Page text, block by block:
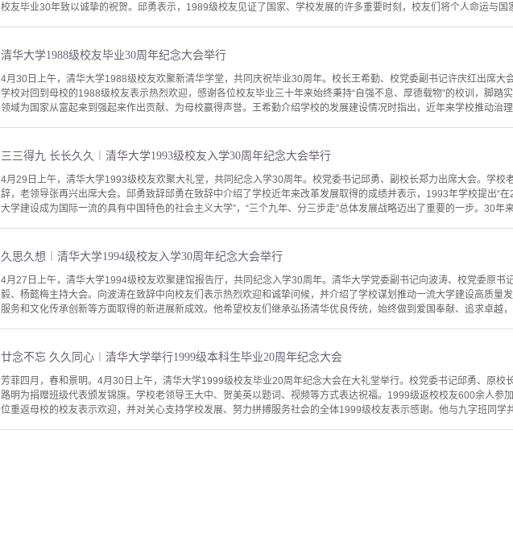
校友毕业30年致以诚挚的祝贺。邱勇表示，1989级校友见证了国家、学校发展的许多重要时刻，校友们将个人命运与国
清华大学1988级校友毕业30周年纪念大会举行
4月30日上午，清华大学1988级校友欢聚新清华学堂，共同庆祝毕业30周年。校长王希勤、校党委副书记许庆红出席大
学校对回到母校的1988级校友表示热烈欢迎，感谢各位校友毕业三十年来始终秉持“自强不息、厚德载物”的校训，脚踏
领域为国家从富起来到强起来作出贡献、为母校赢得声誉。王希勤介绍学校的发展建设情况时指出，近年来学校推动治理
三三得九 长长久久︱清华大学1993级校友入学30周年纪念大会举行
4月29日上午，清华大学1993级校友欢聚大礼堂，共同纪念入学30周年。校党委书记邱勇、副校长郑力出席大会。学校
辞，老领导张再兴出席大会。邱勇致辞邱勇在致辞中介绍了学校近年来改革发展取得的成绩并表示，1993年学校提出“
大学建设成为国际一流的具有中国特色的社会主义大学”，“三个九年、分三步走”总体发展战略迈出了重要的一步。30年
久思久想︱清华大学1994级校友入学30周年纪念大会举行
4月27日上午，清华大学1994级校友欢聚建馆报告厅，共同纪念入学30周年。清华大学党委副书记向波涛、校党委原书
毅、杨懿梅主持大会。向波涛在致辞中向校友们表示热烈欢迎和诚挚问候，并介绍了学校谋划推动一流大学建设高质量
服务和文化传承创新等方面取得的新进展新成效。他希望校友们继承弘扬清华优良传统，始终做到爱国奉献、追求卓越，
廿念不忘 久久同心︱清华大学举行1999级本科生毕业20周年纪念大会
芳菲四月，春和景明。4月30日上午，清华大学1999级校友毕业20周年纪念大会在大礼堂举行。校党委书记邱勇、原校
路明为捐赠班级代表颁发锦旗。学校老领导王大中、贺美英以题词、视频等方式表达祝福。1999级返校校友600余人参
位重返母校的校友表示欢迎，并对关心支持学校发展、努力拼搏服务社会的全体1999级校友表示感谢。他与九字班同学